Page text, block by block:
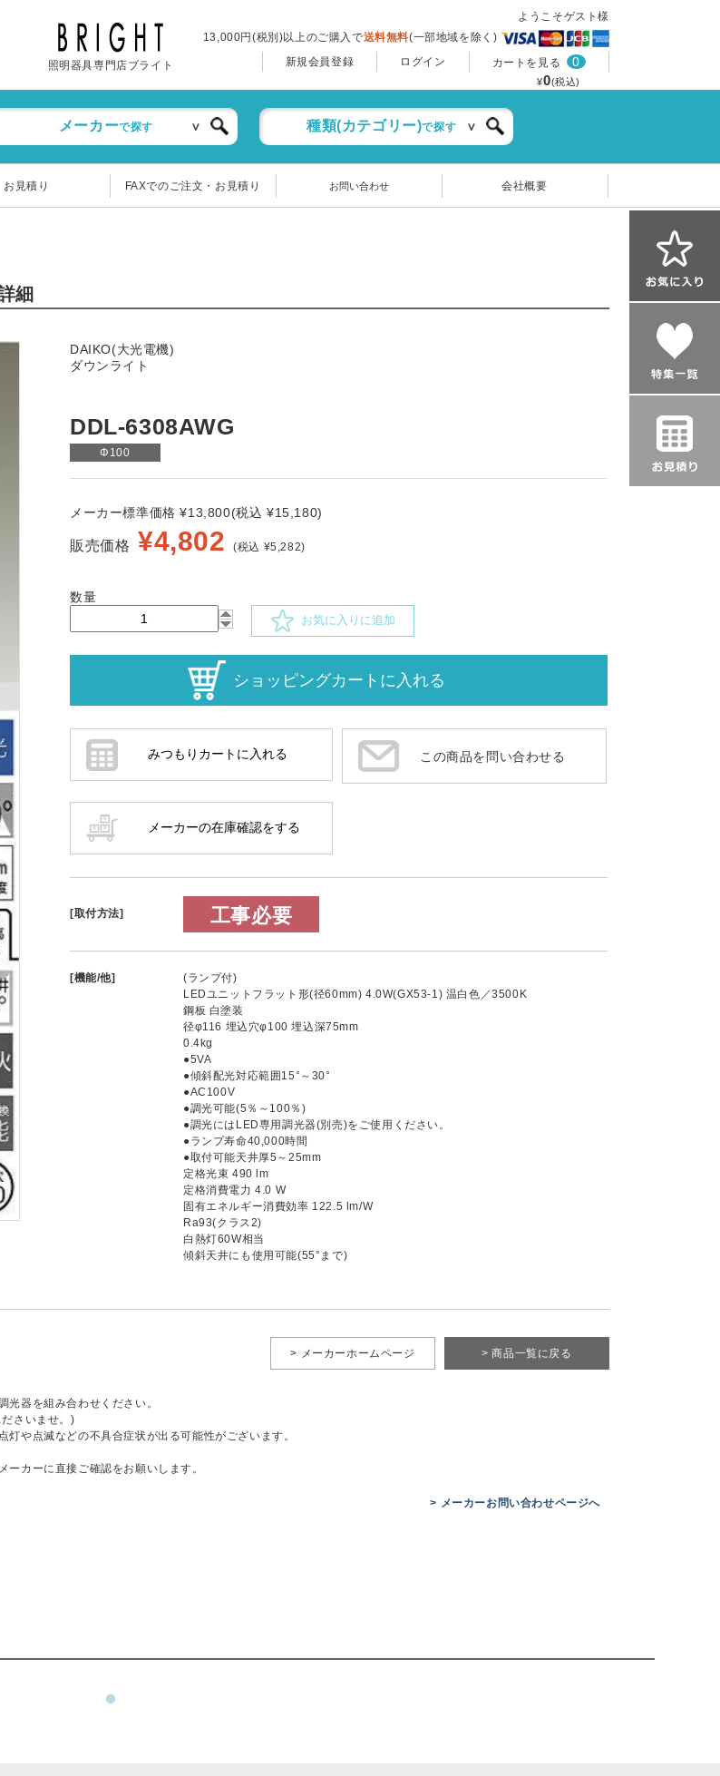
照明器具専門店ブライト
ようこそゲスト様
13,000円(税別)以上のご購入で送料無料(一部地域を除く)
新規会員登録
ログイン カートを見る 0
¥0(税込)
メーカーで探す 種類(カテゴリー)で探す
お見積り FAXでのご注文・お見積り お問い合わせ 会社概要
細
DAIKO(大光電機)
ダウンライト
DDL-6308AWG
Φ100
メーカー標準価格 ¥13,800(税込 ¥15,180)
販売価格 ¥4,802 (税込 ¥5,282)
数量
お気に入りに追加
この商品を問い合わせる
[取付方法] 工事必要
[機能/他]
(ランプ付)
LEDユニットフラット形(径60mm) 4.0W(GX53-1) 温白色／3500K
鋼板 白塗装
径φ116 埋込穴φ100 埋込深75mm
0.4kg
●5VA
●傾斜配光対応範囲15°～30°
●AC100V
●調光可能(5％～100％)
●調光にはLED専用調光器(別売)をご使用ください。
●ランプ寿命40,000時間
●取付可能天井厚5～25mm
定格光束 490 lm
定格消費電力 4.0 W
固有エネルギー消費効率 122.5 lm/W
Ra93(クラス2)
白熱灯60W相当
傾斜天井にも使用可能(55°まで)
> 商品一覧に戻る
> メーカーホームページ
器を組み合わせください。
さいませ。)
や点滅などの不具合症状が出る可能性がございます。
カーに直接ご確認をお願いします。
> メーカーお問い合わせページへ